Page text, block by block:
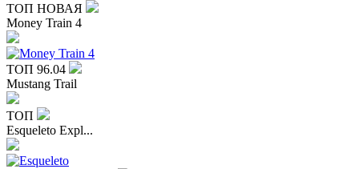
ТОП НОВАЯ
Money Train 4
ТОП 96.04
Mustang Trail
ТОП
Esqueleto Expl...